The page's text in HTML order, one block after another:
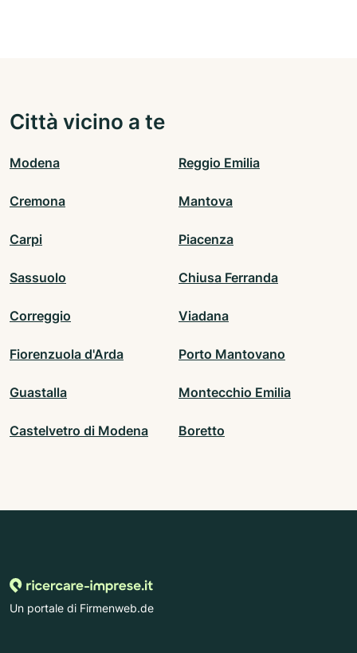
Città vicino a te
Modena Reggio Emilia
Cremona Mantova
Carpi Piacenza
Sassuolo Chiusa Ferranda
Correggio Viadana
Fiorenzuola d'Arda Porto Mantovano
Guastalla Montecchio Emilia
Castelvetro di Modena Boretto
Un portale di Firmenweb.de